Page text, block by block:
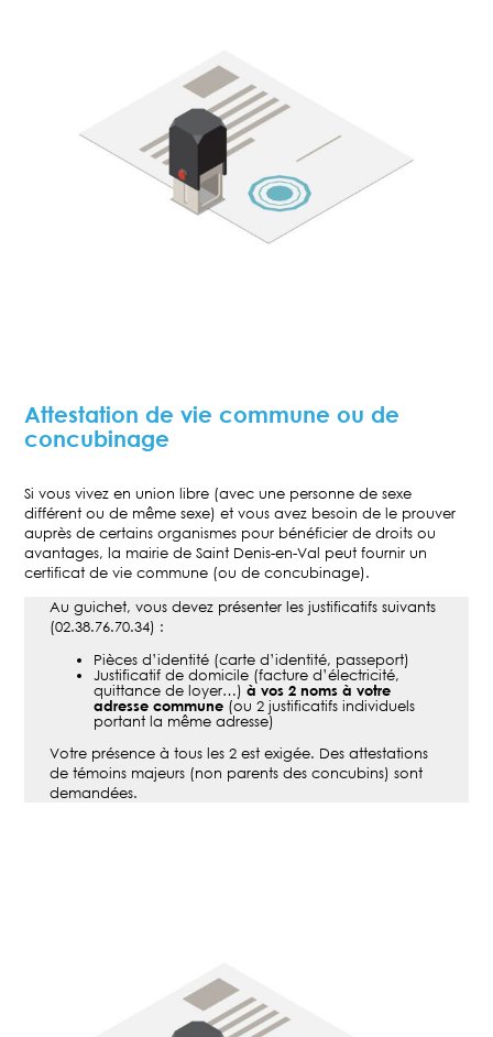
Attestation de vie commune ou de
concubinage
Si vous vivez en union libre (avec une personne de sexe
différent ou de même sexe) et vous avez besoin de le prouver
auprès de certains organismes pour bénéficier de droits ou
avantages, la mairie de Saint Denis-en-Val peut fournir un
certificat de vie commune (ou de concubinage).
Au guichet, vous devez présenter les justificatifs suivants
(02.38.76.70.34) :
Pièces d’identité (carte d’identité, passeport)
Justificatif de domicile (facture d’électricité,
quittance de loyer…) à vos 2 noms à votre
adresse commune(ou 2 justificatifs individuels
portant la même adresse)
Votre présence à tous les 2 est exigée. Des attestations
de témoins majeurs (non parents des concubins) sont
demandées.